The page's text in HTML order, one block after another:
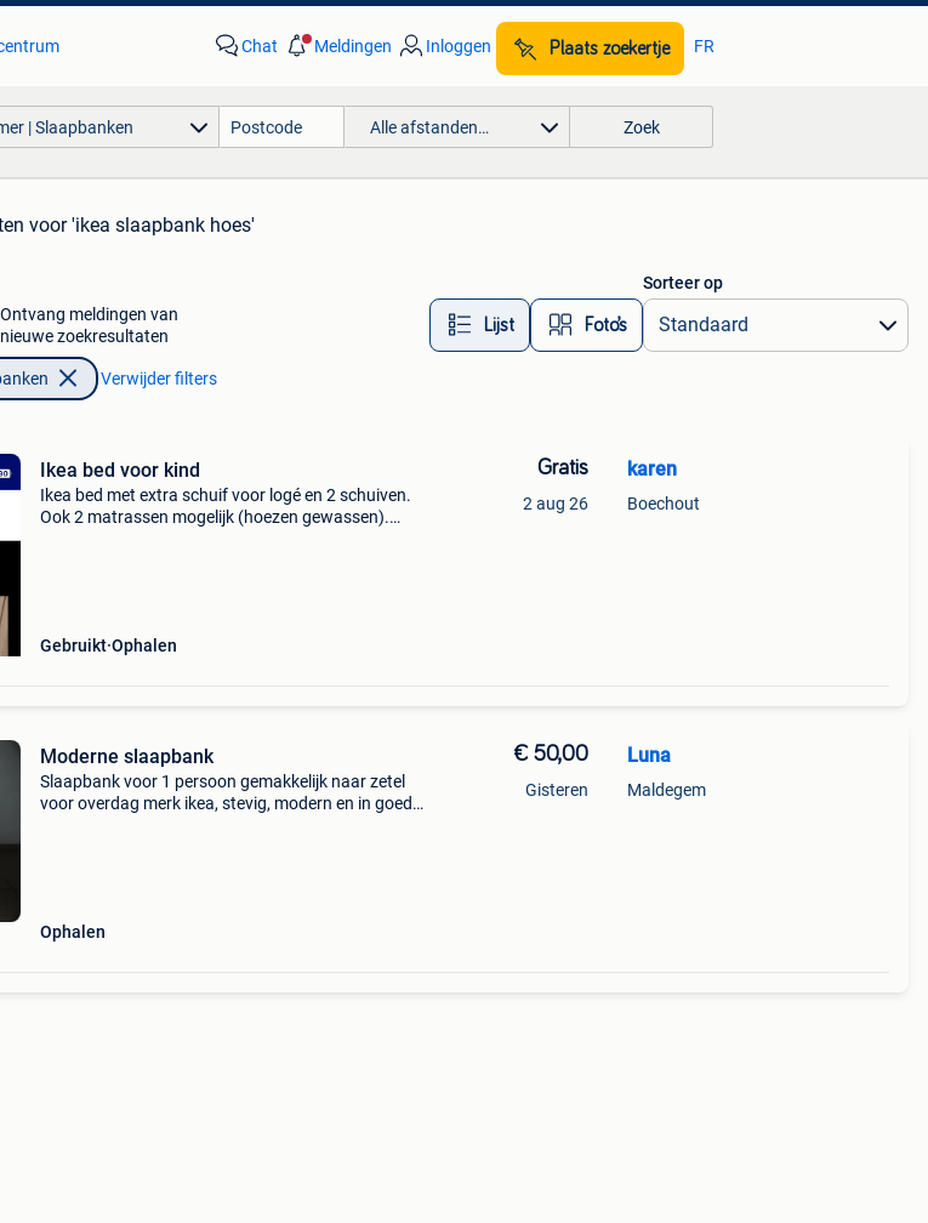
Chat Meldingen Inloggen Plaats zoekertje FR
| Slaapbanken Alle afstanden… Zoek
voor 'ikea slaapbank hoes'
Ontvang meldingen van
nieuwe zoekresultaten
Lijst Foto’s
Sorteer op
Verwijder filters
Ikea bed voor kind
Ikea bed met extra schuif voor logé en 2 schuiven.
Ook 2 matrassen mogelijk (hoezen gewassen).
Gebruikt Ophalen
Gratis
2 aug 26
karen
Boechout
Moderne slaapbank
Slaapbank voor 1 persoon gemakkelijk naar zetel
voor overdag merk ikea, stevig, modern en in goede
Ophalen
€ 50,00
Gisteren
Luna
Maldegem